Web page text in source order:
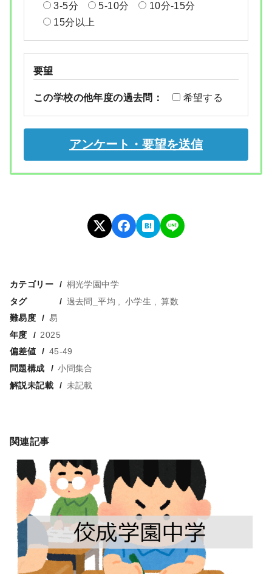
3-5分
5-10分
10分-15分
15分以上
要望
この学校の他年度の過去問： 希望する
カテゴリー
桐光学園中学
タグ
過去問_平均 小学生
算数
難易度
易
年度
2025
偏差値
45-49
問題構成
小問集合
解説未記載
未記載
関連記事